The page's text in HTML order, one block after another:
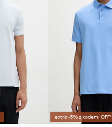
extra -5% z kodem: OFF*